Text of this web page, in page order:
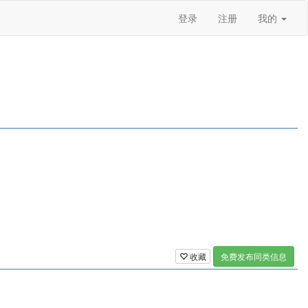
登录 注册 我的
收藏 免费发布同类信息